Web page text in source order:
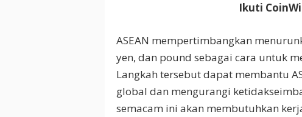
Ikuti
ASEAN mempertimbangkan
yen, dan pound sebagai cara untuk
Langkah tersebut dapat membantu
global dan mengurangi
semacam ini akan membutuhkan